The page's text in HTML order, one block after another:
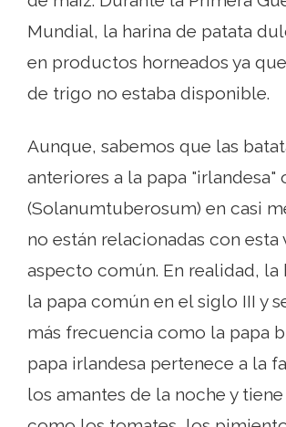
Mundial, la harina de patata
en productos horneados ya
de trigo no estaba disponible.
Aunque, sabemos que las
anteriores a la papa "irlandesa"
(Solanumtuberosum) en casi
no están relacionadas con esta
aspecto común. En realidad, la
la papa común en el siglo III y
más frecuencia como la papa
papa irlandesa pertenece a la
los amantes de la noche y